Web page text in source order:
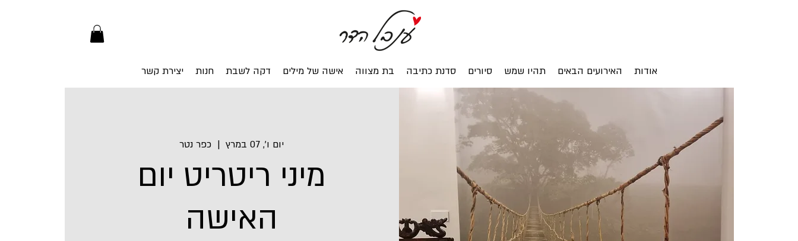
אודות האירועים הבאים תהיו שמש סיורים סדנת כתיבה בת מצווה אישה של מילים דקה לשבת חנות יצירת קשר
יום ו׳, 07 במרץ
  |
כפר נטר
מיני ריטריט יום
האישה